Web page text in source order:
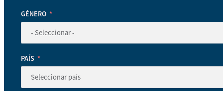
GÉNERO
PAÍS